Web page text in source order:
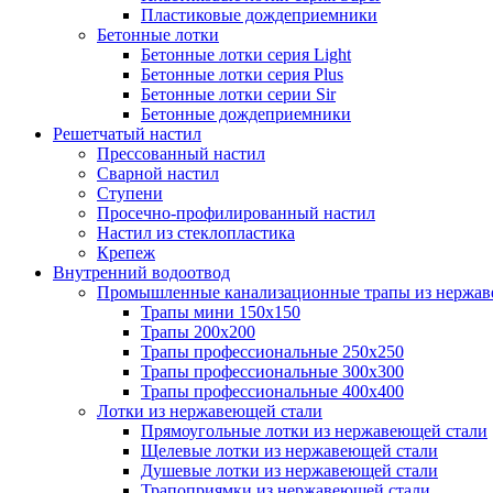
Пластиковые дождеприемники
Бетонные лотки
Бетонные лотки серия Light
Бетонные лотки серия Plus
Бетонные лотки серии Sir
Бетонные дождеприемники
Решетчатый настил
Прессованный настил
Сварной настил
Ступени
Просечно-профилированный настил
Настил из стеклопластика
Крепеж
Внутренний водоотвод
Промышленные канализационные трапы из
Трапы мини 150х150
Трапы 200х200
Трапы профессиональные 250х250
Трапы профессиональные 300х300
Трапы профессиональные 400х400
Лотки из нержавеющей стали
Прямоугольные лотки из нержавеющей стали
Щелевые лотки из нержавеющей стали
Душевые лотки из нержавеющей стали